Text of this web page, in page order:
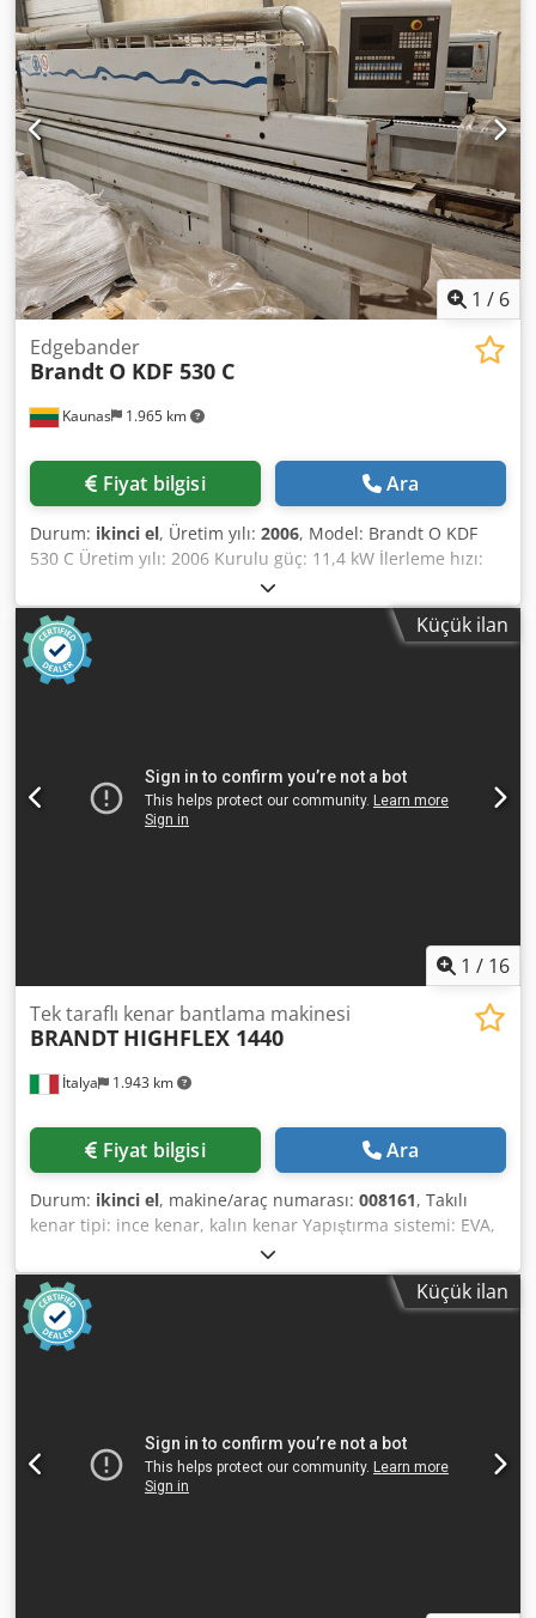
1 / 6
Kaunas 1.965 km
Edgebander
Brandt O KDF 530 C
Fiyat bilgisi Ara
Durum: ikinci el, Üretim yılı: 2006, Model: Brandt O KDF
530 C Üretim yılı: 2006 Kurulu güç: 11,4 kW İlerleme hızı:
11 m/dak İş parçası kalınlığı: 8-40 mm Kenar kalınlığı: 0,4-6
mm Ön frezeleme ünitesi: Var Yapıştırma ünitesi: Var, EVA
Uç kesme ünitesi: Var İnce kesme ünitesi: Var Köşe
yuvarlama ünitesi: Var Yapıştırıcı uygulama aparatı: Var
Parlatma ünitesi: Var Chsdjzkfu Sjpfx Aqioa
Küçük ilan
1 / 16
İtalya 1.943 km
Tek taraflı kenar bantlama makinesi
BRANDT HIGHFLEX 1440
Fiyat bilgisi Ara
Durum: ikinci el, makine/araç numarası: 008161, Takılı
kenar tipi: ince kenar, kalın kenar Yapıştırma sistemi: EVA,
PUR Chodpfxox A Tlce Aqija Ek yeri frezelemesi: evet
Multifonksiyonel ünite: evet Maksimum ilerleme hızı: 14
m/dak Maksimum plaka kalınlığı: 60 mm Çalışma üniteleri:
6 adet
Küçük ilan